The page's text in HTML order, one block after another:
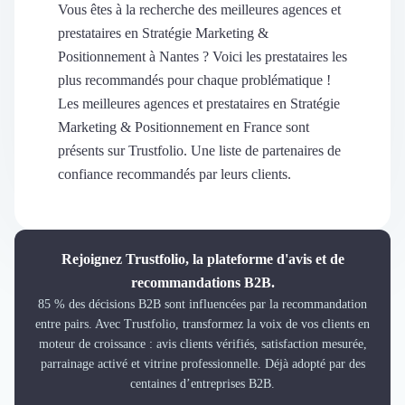
Découvrir le média
Cabinet de Recrutement
Conseil en Management et Organisation
Qualité de Vie au Travail (QVT)
Portage Salarial
Responsabilité Sociétale des Entreprises (RSE)
Vous êtes à la recherche des meilleures agences et
prestataires en Stratégie Marketing &
Positionnement à Nantes ? Voici les prestataires les
plus recommandés pour chaque problématique !
Les meilleures agences et prestataires en Stratégie
Marketing & Positionnement en France sont
présents sur Trustfolio. Une liste de partenaires de
confiance recommandés par leurs clients.
Rejoignez Trustfolio, la plateforme d'avis et de
recommandations B2B.
85 % des décisions B2B sont influencées par la recommandation
entre pairs. Avec Trustfolio, transformez la voix de vos clients en
moteur de croissance : avis clients vérifiés, satisfaction mesurée,
parrainage activé et vitrine professionnelle. Déjà adopté par des
centaines d’entreprises B2B.